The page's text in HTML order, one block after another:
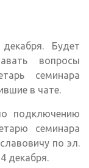
Будет
вопросы
семинара
в чате.
подключению
семинара
по эл.
декабря.